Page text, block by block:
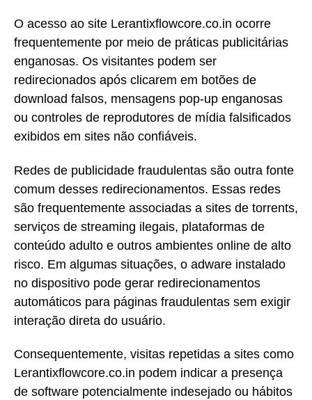
O acesso ao site Lerantixflowcore.co.in ocorre
frequentemente por meio de práticas publicitárias
enganosas. Os visitantes podem ser
redirecionados após clicarem em botões de
download falsos, mensagens pop-up enganosas
ou controles de reprodutores de mídia falsificados
exibidos em sites não confiáveis.
Redes de publicidade fraudulentas são outra fonte
comum desses redirecionamentos. Essas redes
são frequentemente associadas a sites de torrents,
serviços de streaming ilegais, plataformas de
conteúdo adulto e outros ambientes online de alto
risco. Em algumas situações, o adware instalado
no dispositivo pode gerar redirecionamentos
automáticos para páginas fraudulentas sem exigir
interação direta do usuário.
Consequentemente, visitas repetidas a sites como
Lerantixflowcore.co.in podem indicar a presença
de software potencialmente indesejado ou hábitos